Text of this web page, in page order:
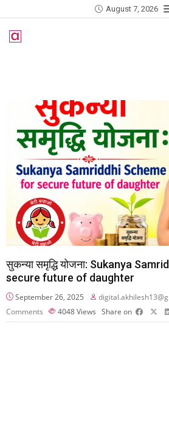
August 7, 2026
सुकन्या समृद्धि योजना: Sukanya
secure future of daughter
September 26, 2025
Comments
4048Views Share on